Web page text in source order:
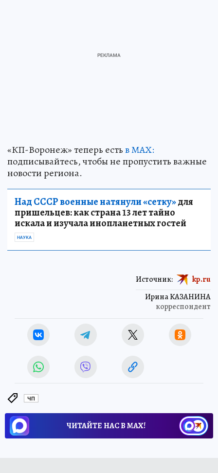
«КП-Воронеж» теперь естьв МАХ:
подписывайтесь, чтобы не пропустить важные
новости региона.
Над СССР военные натянули «сетку»для
пришельцев: как страна 13 лет тайно
искала и изучала инопланетных гостей
НАУКА
Ирина КАЗАНИНА
корреспондент
Источник: kp.ru
ЧП
ЧИТАЙТЕ НАС В МАХ!